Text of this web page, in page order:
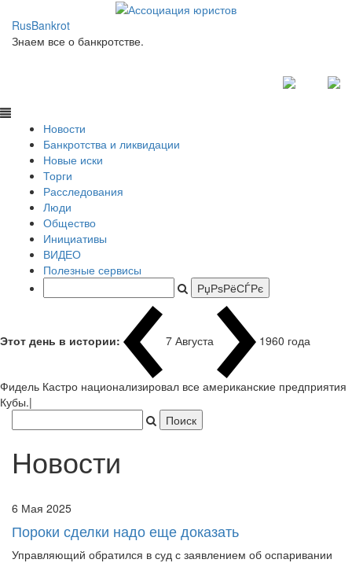
RusBankrot
Знаем все о банкротстве.
Новости
Банкротства и ликвидации
Новые иски
Торги
Расследования
Люди
Общество
Инициативы
ВИДЕО
Полезные сервисы
Этот день в истории: 7 Августа 1960 года
Фидель Кастро национализировал все амери|
Новости
Пороки сделки надо еще доказать
Управляющий обратился в суд с заявлением об оспаривании
платежей должника (дело № А56-109125/22).